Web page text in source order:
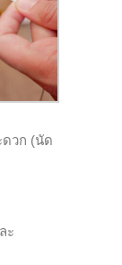
ดวก (นัด
ะ